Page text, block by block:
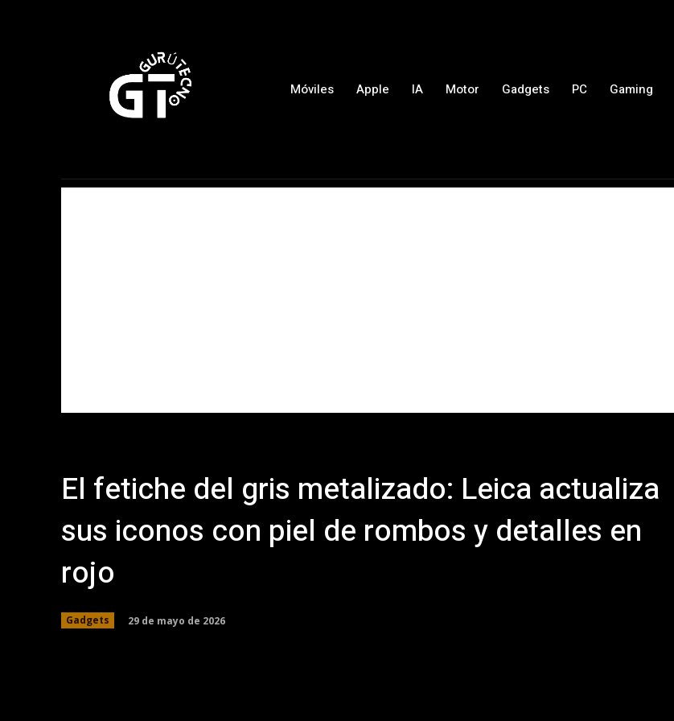
Móviles Apple IA Motor Gadgets PC Gaming
El fetiche del gris metalizado: Leica actualiza
sus iconos con piel de rombos y detalles en
rojo
Gadgets 29 de mayo de 2026